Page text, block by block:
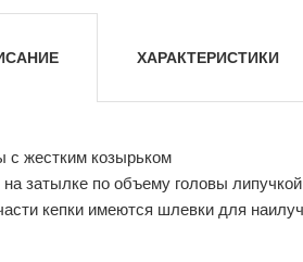
ХАРАКТЕРИСТИКИ
с жестким козырьком
на затылке по объему головы липучкой
кепки имеются шлевки для